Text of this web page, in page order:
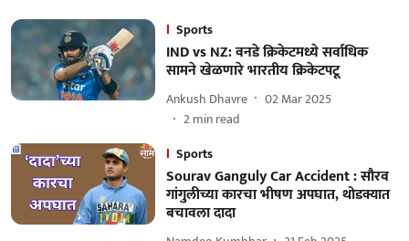
Sports
IND vs NZ: वनडे क्रिकेटमध्ये सर्वाधिक
सामने खेळणारे भारतीय क्रिकेटपटू
Ankush Dhavre
02 Mar 2025
2min read
Sports
Sourav Ganguly Car Accident : सौरव
गांगुलीच्या कारचा भीषण अपघात, थोडक्यात
बचावला दादा